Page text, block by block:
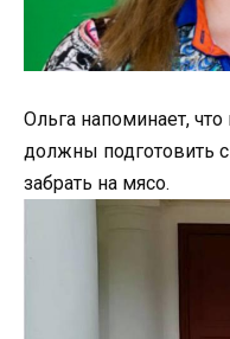
Ольга напоминает,
должны подготовить
забрать на мясо.